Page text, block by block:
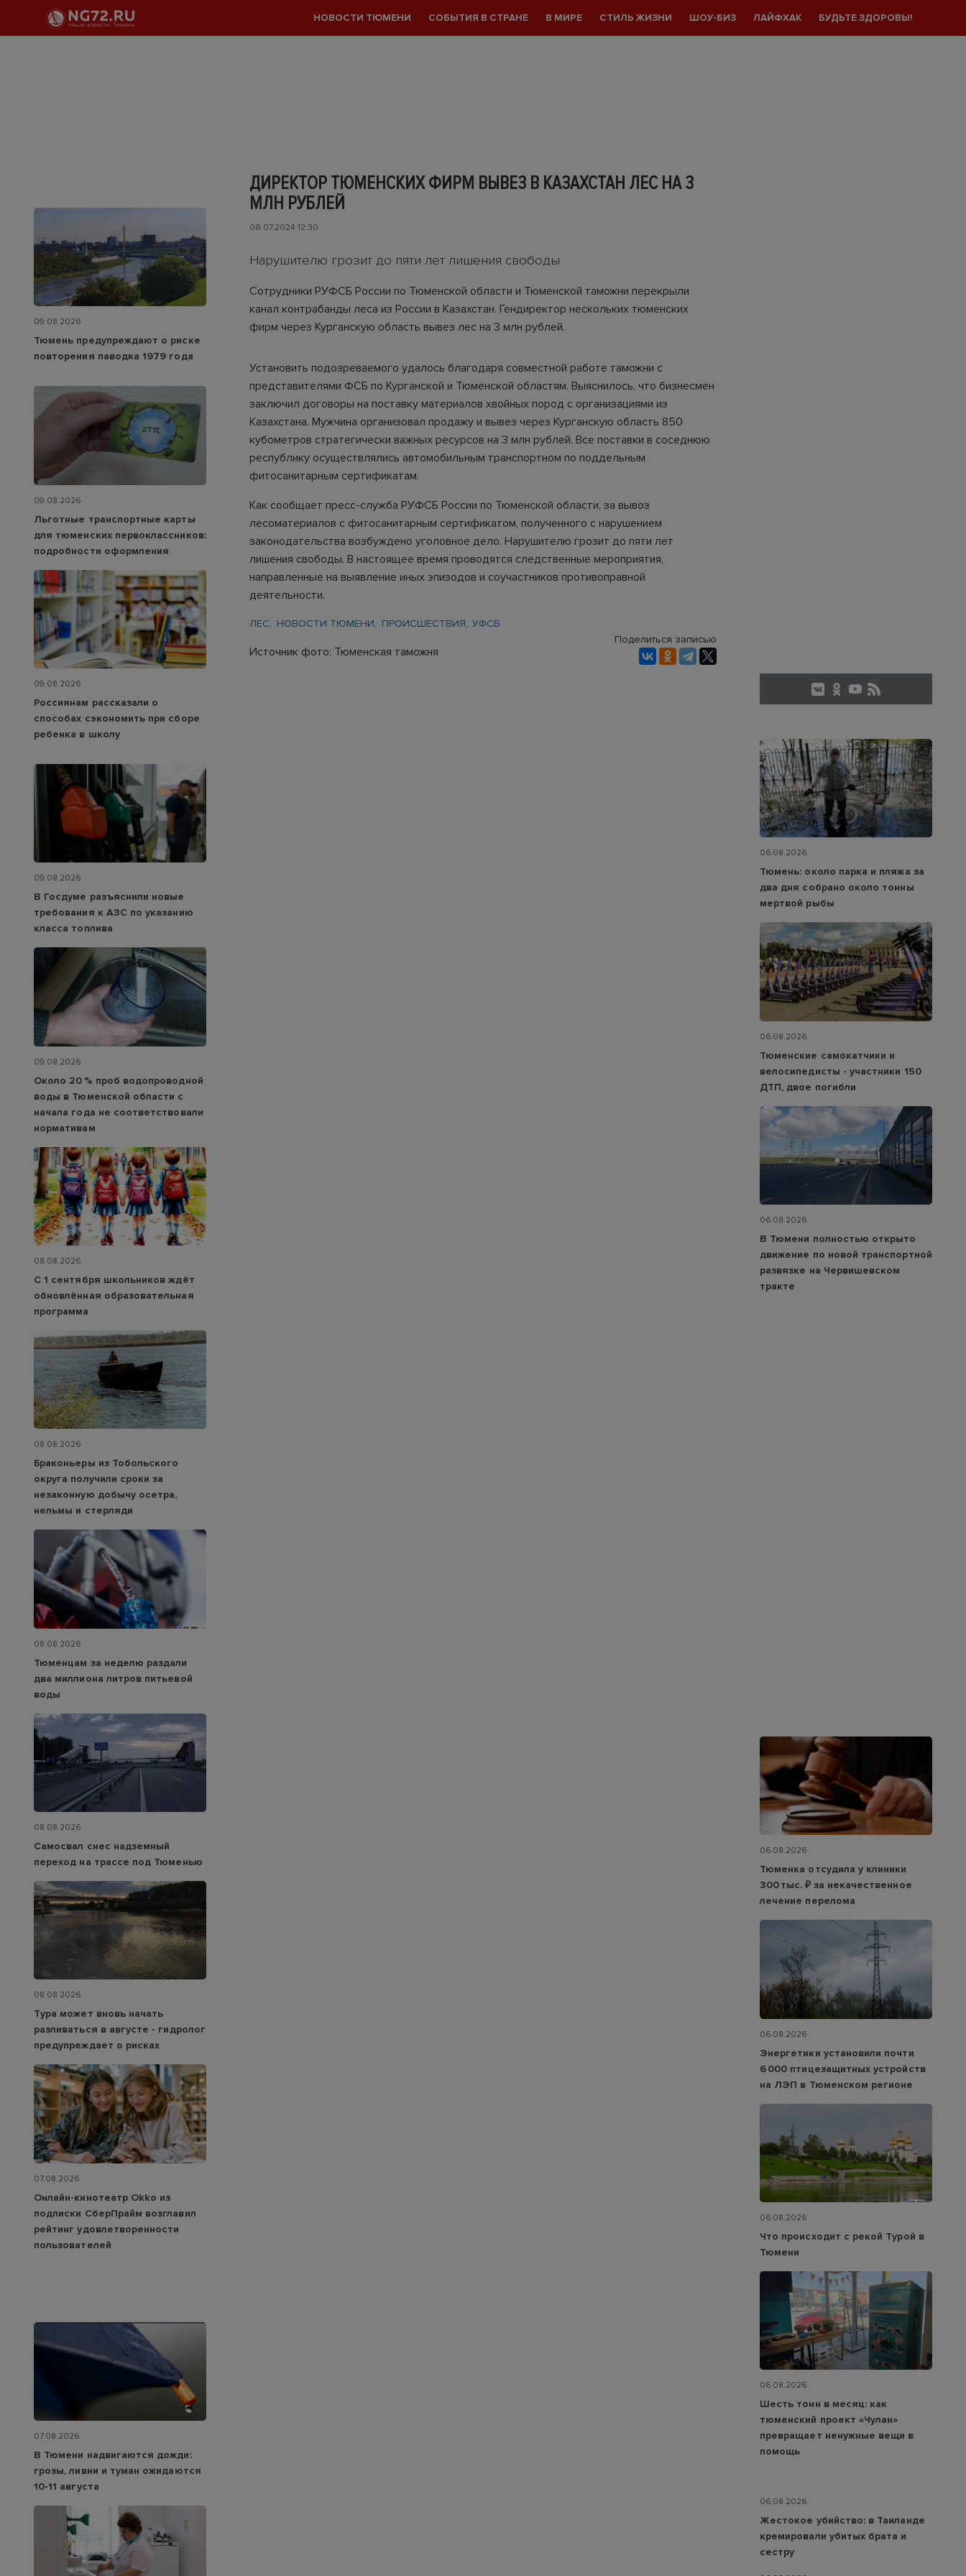
НОВОСТИ ТЮМЕНИ СОБЫТИЯ В СТРАНЕ В МИРЕ СТИЛЬ ЖИЗНИ ШОУ-БИЗ ЛАЙФХАК БУДЬТЕ ЗДОРОВЫ!
ДИРЕКТОР ТЮМЕНСКИХ ФИРМ ВЫВЕЗ В КАЗАХСТАН ЛЕС НА 3
МЛН РУБЛЕЙ
08.07.2024 12:30
Нарушителю грозит до пяти лет лишения свободы
Сотрудники РУФСБ России по Тюменской области и Тюменской таможни перекрыли
канал контрабанды леса из России в Казахстан. Гендиректор нескольких тюменских
фирм через Курганскую область вывез лес на 3 млн рублей.
Установить подозреваемого удалось благодаря совместной работе таможни с
представителями ФСБ по Курганской и Тюменской областям. Выяснилось, что бизнесмен
заключил договоры на поставку материалов хвойных пород с организациями из
Казахстана. Мужчина организовал продажу и вывез через Курганскую область 850
кубометров стратегически важных ресурсов на 3 млн рублей. Все поставки в соседнюю
республику осуществлялись автомобильным транспортном по поддельным
фитосанитарным сертификатам.
Как сообщает пресс-служба РУФСБ России по Тюменской области, за вывоз
лесоматериалов с фитосанитарным сертификатом, полученного с нарушением
законодательства возбуждено уголовное дело. Нарушителю грозит до пяти лет
лишения свободы. B настоящее время проводятся следственные мероприятия,
направленные на выявление иных эпизодов и соучастников противоправной
деятельности.
ЛЕС НОВОСТИ ТЮМЕНИ ПРОИСШЕСТВИЯ УФСБ
Источник фото: Тюменская таможня
Поделиться записью
09.08.2026
Тюмень предупреждают о риске
повторения паводка 1979 года
09.08.2026
Льготные транспортные карты
для тюменских первоклассников:
подробности оформления
09.08.2026
Россиянам рассказали о
способах сэкономить при сборе
ребенка в школу
09.08.2026
В Госдуме разъяснили новые
требования к АЗС по указанию
класса топлива
09.08.2026
Около 20 % проб водопроводной
воды в Тюменской области с
начала года не соответствовали
нормативам
08.08.2026
С 1 сентября школьников ждёт
обновлённая образовательная
программа
08.08.2026
Браконьеры из Тобольского
округа получили сроки за
незаконную добычу осетра,
нельмы и стерляди
08.08.2026
Тюменцам за неделю раздали
два миллиона литров питьевой
воды
08.08.2026
Самосвал снес надземный
переход на трассе под Тюменью
08.08.2026
Тура может вновь начать
разливаться в августе - гидролог
предупреждает о рисках
07.08.2026
Онлайн-кинотеатр Okko из
подписки СберПрайм возглавил
рейтинг удовлетворенности
пользователей
07.08.2026
В Тюмени надвигаются дожди:
грозы, ливни и туман ожидаются
10-11 августа
06.08.2026
Тюмень: около парка и пляжа за
два дня собрано около тонны
мертвой рыбы
06.08.2026
Тюменские самокатчики и
велосипедисты - участники 150
ДТП, двое погибли
06.08.2026
В Тюмени полностью открыто
движение по новой транспортной
развязке на Червишевском
тракте
06.08.2026
Тюменка отсудила у клиники
300 тыс. ₽ за некачественное
лечение перелома
06.08.2026
Энергетики установили почти
6 000 птицезащитных устройств
на ЛЭП в Тюменском регионе
06.08.2026
Что происходит с рекой Турой в
Тюмени
06.08.2026
Шесть тонн в месяц: как
тюменский проект «Чулан»
превращает ненужные вещи в
помощь
06.08.2026
Жестокое убийство: в Таиланде
кремировали убитых брата и
сестру